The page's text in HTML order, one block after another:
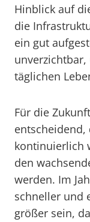
Hinblick auf
die
ein gut
täglichen
Für die
entscheidend,
kontinuierlich
den
werden. Im
schneller und
größer sein,